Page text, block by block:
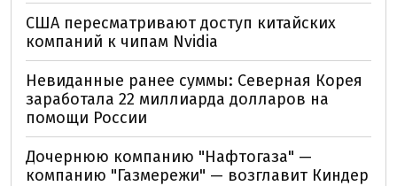
США пересматривают доступ китайских
компаний к чипам Nvidia
Невиданные ранее суммы: Северная Корея
заработала 22 миллиарда долларов на
помощи России
Дочернюю компанию "Нафтогаза" —
компанию "Газмережи" — возглавит Киндер